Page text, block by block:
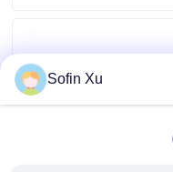
Sauerstoff-Gas-
Sofin Xu